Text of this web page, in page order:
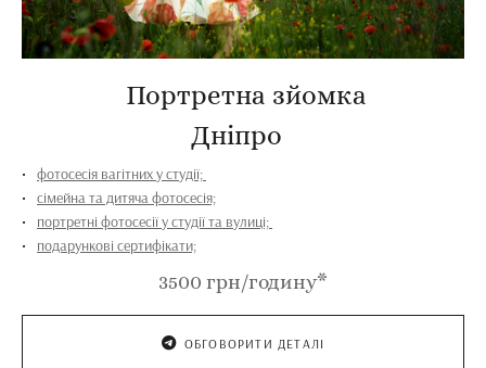
Портретна зйомка
Дніпро
фотосесія вагітних у студії;
сімейна та дитяча фотосесія;
портретні фотосесії у студії та вулиці;
подарункові сертифікати;
3500 грн/годину*
ОБГОВОРИТИ ДЕТАЛІ